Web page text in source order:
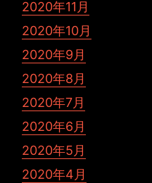
2020年11月
2020年10月
2020年9月
2020年8月
2020年7月
2020年6月
2020年5月
2020年4月